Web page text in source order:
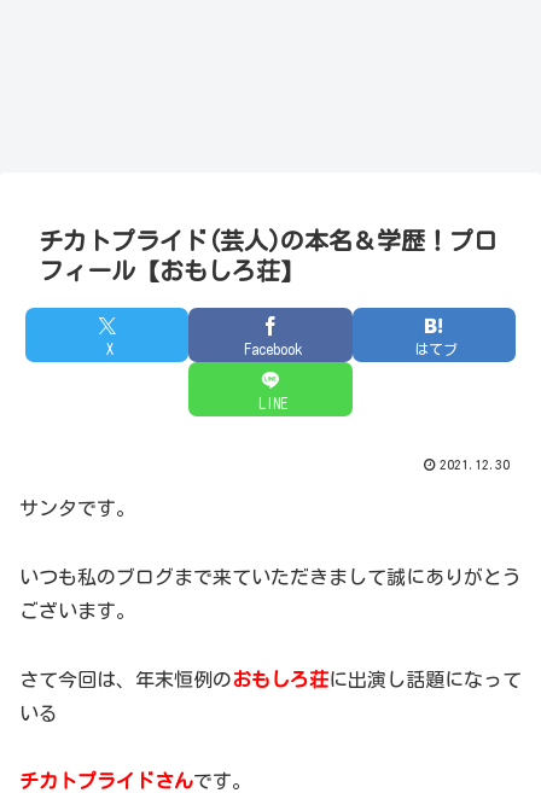
チカトプライド(芸人)の本名＆学歴！プロ
フィール【おもしろ荘】
X Facebook はてブ
LINE
2021.12.30
サンタです。
いつも私のブログまで来ていただきまして誠にありがとう
ございます。
さて今回は、年末恒例のおもしろ荘に出演し話題になって
いる
チカトプライドさんです。